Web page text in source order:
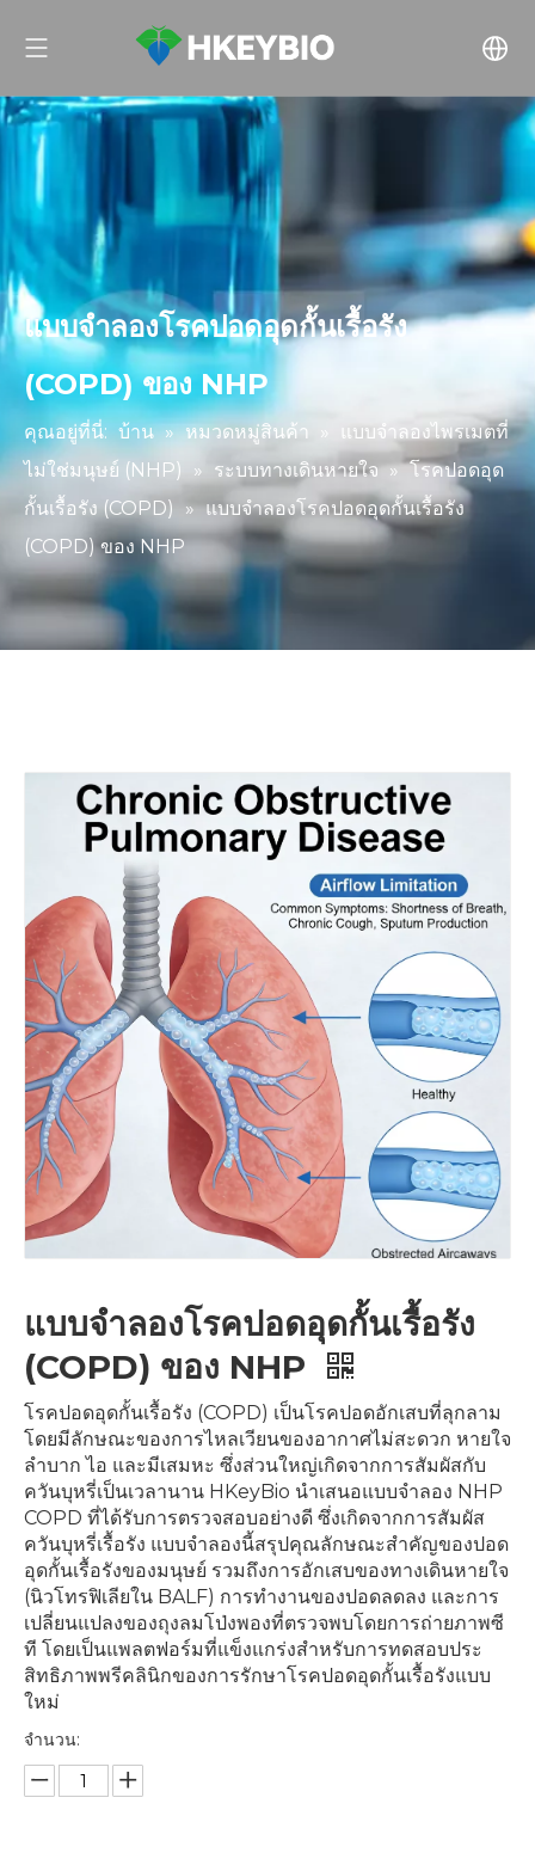
แบบจำลองโรคปอดอุดกั้นเรื้อรัง
(COPD) ของ NHP
คุณอยู่ที่นี่: บ้าน » หมวดหมู่สินค้า »
แบบจำลองไพรเมตที่
ไม่ใช่มนุษย์ (NHP)
» ระบบทางเดินหายใจ » โรคปอดอุด
กั้นเรื้อรัง (COPD)
» แบบจำลองโรคปอดอุดกั้นเรื้อรัง
(COPD) ของ NHP
แบบจำลองโรคปอดอุดกั้นเรื้อรัง
(COPD) ของ NHP
โรคปอดอุดกั้นเรื้อรัง (COPD) เป็นโรคปอดอักเสบที่ลุกลาม
โดยมีลักษณะของการไหลเวียนของอากาศไม่สะดวก หายใจ
ลำบาก ไอ และมีเสมหะ ซึ่งส่วนใหญ่เกิดจากการสัมผัสกับ
ควันบุหรี่เป็นเวลานาน HKeyBio นำเสนอแบบจำลอง NHP
COPD ที่ได้รับการตรวจสอบอย่างดี ซึ่งเกิดจากการสัมผัส
ควันบุหรี่เรื้อรัง แบบจำลองนี้สรุปคุณลักษณะสำคัญของปอด
อุดกั้นเรื้อรังของมนุษย์ รวมถึงการอักเสบของทางเดินหายใจ
(นิวโทรฟิเลียใน BALF) การทำงานของปอดลดลง และการ
เปลี่ยนแปลงของถุงลมโป่งพองที่ตรวจพบโดยการถ่ายภาพซี
ที โดยเป็นแพลตฟอร์มที่แข็งแกร่งสำหรับการทดสอบประ
สิทธิภาพพรีคลินิกของการรักษาโรคปอดอุดกั้นเรื้อรังแบบ
ใหม่
จำนวน: